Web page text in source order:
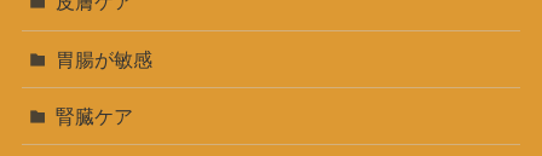
胃腸が敏感
腎臓ケア